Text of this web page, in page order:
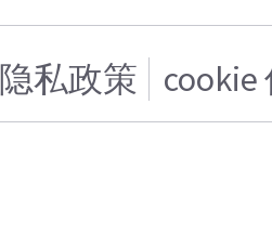
隐私政策 cookie